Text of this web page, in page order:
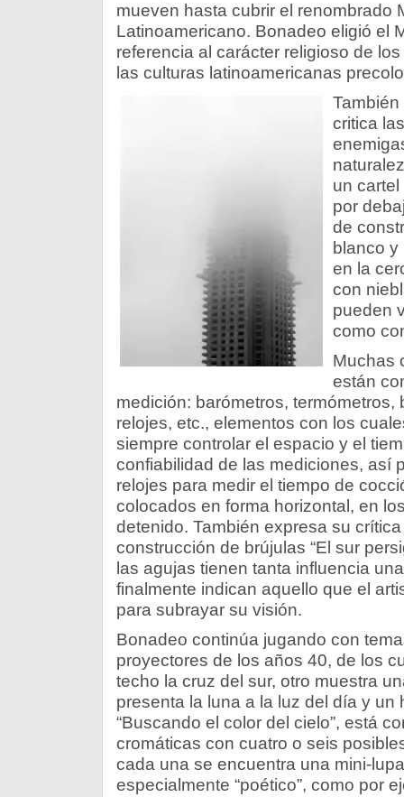
mueven hasta cubrir el renombrado
Latinoamericano. Bonadeo eligió el
referencia al carácter religioso de
las culturas latinoamericanas
critica
un cartel
por
de
blanco
en la
con
pueden
como
Muchas
están
medición: barómetros, termómetros,
relojes, etc., elementos con los
siempre controlar el espacio y el
confiabilidad de las mediciones, así
relojes para medir el tiempo de
colocados en forma horizontal, en
detenido. También expresa su
construcción de brújulas “El sur
las agujas tienen tanta influencia
finalmente indican aquello que el
para subrayar su visión.
Bonadeo continúa jugando con
proyectores de los años 40, de los
techo la cruz del sur, otro muestra
presenta la luna a la luz del día y un
“Buscando el color del cielo”, está
cromáticas con cuatro o seis
cada una se encuentra una mini-
especialmente “poético”, como por